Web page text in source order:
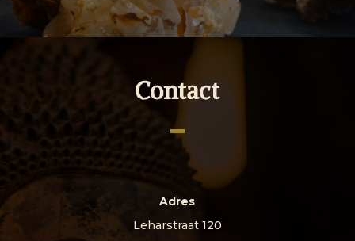
Contact
Adres
Leharstraat 120